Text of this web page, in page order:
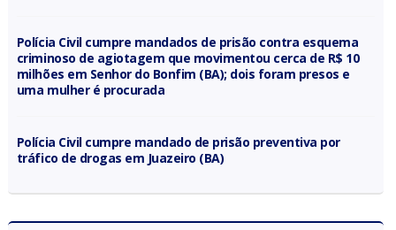
Polícia Civil cumpre mandados de prisão contra esquema
criminoso de agiotagem que movimentou cerca de R$ 10
milhões em Senhor do Bonfim (BA); dois foram presos e
uma mulher é procurada
Polícia Civil cumpre mandado de prisão preventiva por
tráfico de drogas em Juazeiro (BA)